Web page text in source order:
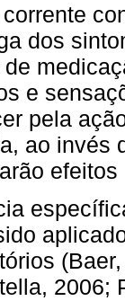
dos
e
pela
ao invés
2006;